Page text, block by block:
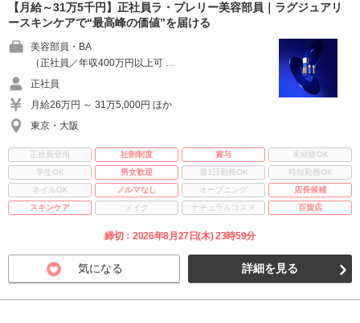
【月給～31万5千円】正社員ラ・プレリー美容部員｜ラグジュアリ
ースキンケアで“最高峰の価値”を届ける
美容部員・BA
（正社員／年収400万円以上可 …
正社員
月給26万円 ～ 31万5,000円 ほか
東京・大阪
正社員登用 社割制度 賞与
未経験OK
学生OK
男女歓迎 週3日勤務OK
時短勤務OK
ネイルOK
ノルマなし オープニング
店長候補
スキンケア
メイク ナチュラルコスメ 百貨店
締切：2026年8月27日(木) 23時59分
気になる 詳細を見る